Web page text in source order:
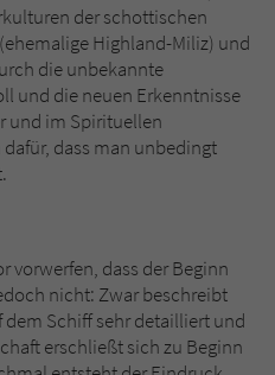
der schottischen
Highland-Miliz) und
die unbekannte
und die neuen Erkenntnisse
und im Spirituellen
dass man unbedingt
vorwerfen, dass der Beginn
nicht: Zwar beschreibt
dem Schiff sehr detailliert und
erschließt sich zu Beginn